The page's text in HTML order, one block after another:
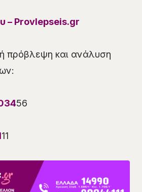
– Provlepseis.gr
πρόβλεψη και ανάλυση
56
11